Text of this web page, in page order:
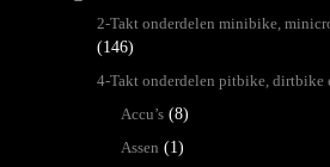
2-Takt onderdelen minibike,
(146)
4-Takt onderdelen pitbike, dirtbike
Accu’s (8)
Assen (1)